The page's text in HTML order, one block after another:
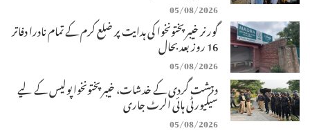
05/08/2026
گورنر خیبرپختونخوا کی ہدایت پر ضلع کرم کے تمام نادرا دفاتر
16 روز بعد بحال
05/08/2026
دہشت گردی کے خدشات، خیبرپختونخوا پولیس کے لیے
سیکیورٹی ہائی الرٹ جاری
05/08/2026